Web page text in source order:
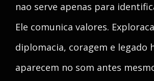
nao serve apenas para
Ele comunica valores.
diplomacia, coragem e legado
aparecem no som antes